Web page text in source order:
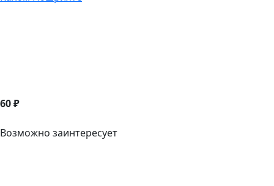
60 ₽
Возможно заинтересует